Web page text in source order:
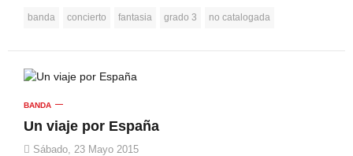
banda concierto fantasia grado 3 no catalogada
BANDA
Un viaje por España
Sábado, 23 Mayo 2015